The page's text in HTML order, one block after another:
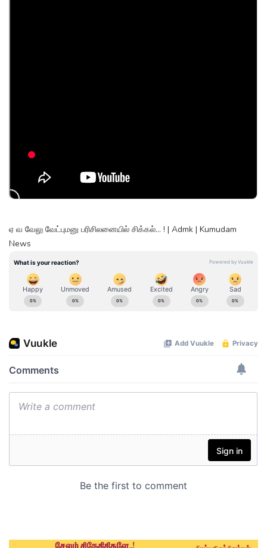
ஏ வ வேலு வேட்புமனு பரிசிலனையில் சிக்கல்... ! | Admk | Kumudam
News